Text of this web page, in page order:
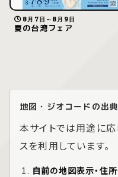
8月7日～8月9日
夏の台湾フェア
地図・ジオコードの出
本サイトでは用途に
スを利用しています。
自前の地図表示・住